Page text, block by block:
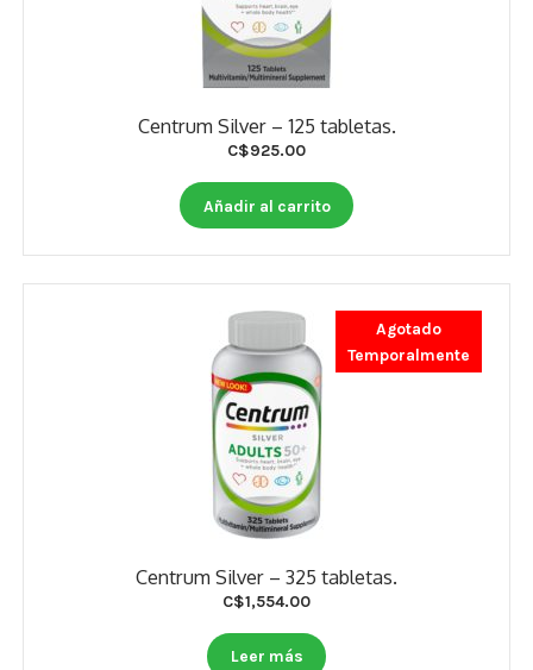
Centrum Silver – 125 tabletas.
C$925.00
Añadir al carrito
Centrum Silver – 325 tabletas.
Agotado
Temporalmente
C$1,554.00
Leer más